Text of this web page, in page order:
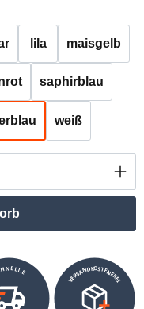
lila maisgelb
saphirblau
weiß
VERSANDKOSTENFREI